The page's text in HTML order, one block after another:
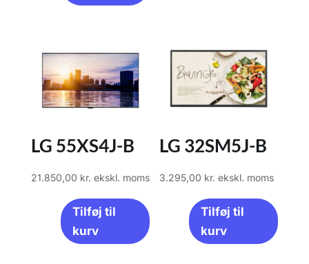
LG 55XS4J-B
21.850,00 kr. ekskl. moms
Tilføj til
kurv
LG 32SM5J-B
3.295,00 kr. ekskl. moms
Tilføj til
kurv